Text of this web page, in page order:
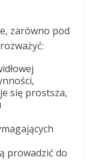
zarówno pod
się prostsza,
prowadzić do